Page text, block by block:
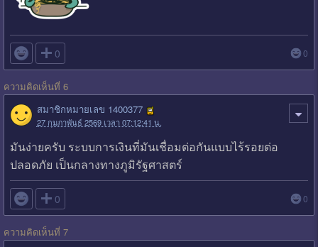
 0 0
ความคิดเห็นที่ 6
สมาชิกหมายเลข 1400377
27 กุมภาพันธ์ 2569 เวลา 07:12:41 น.
มันง่ายครับ ระบบการเงินที่มันเชื่อมต่อกันแบบไร้รอยต่อ
ปลอดภัย เป็นกลางทางภูมิรัฐศาสตร์
 0 0
ความคิดเห็นที่ 7